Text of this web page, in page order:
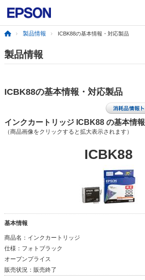
製品情報 ICBK88の基本情報・対応製品
製品情報
ICBK88の基本情報・対応製品
インクカートリッジ ICBK88 の基本情報
（商品画像をクリックすると拡大表示されます）
ICBK88
基本情報
商品名： インクカートリッジ
仕様： フォトブラック
オープンプライス
販売状況： 販売終了